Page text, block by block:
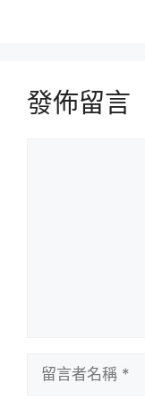
發佈留言